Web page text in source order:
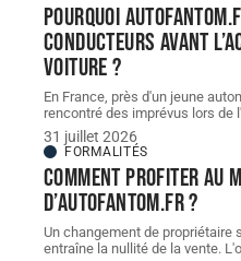
Pourquoi
conducteurs avant
voiture ?
En France, près d'un jeune
rencontré des imprévus lors de
31 juillet 2026
FORMALITÉS
Comment profiter au
d’autofantom.fr ?
Un changement de
entraîne la nullité de la vente.